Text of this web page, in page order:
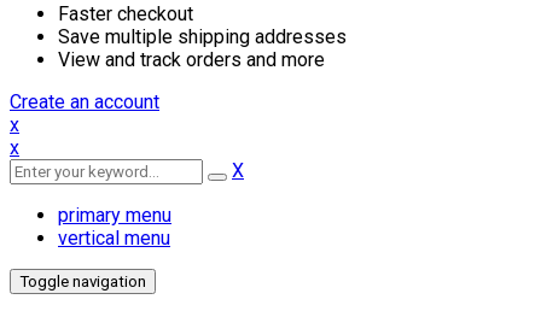
Faster checkout
Save multiple shipping addresses
View and track orders and more
Create an account
x
x
X
primary menu
vertical menu
Toggle navigation